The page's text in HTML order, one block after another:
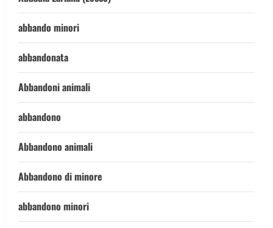
abbando minori
abbandonata
Abbandoni animali
abbandono
Abbandono animali
Abbandono di minore
abbandono minori